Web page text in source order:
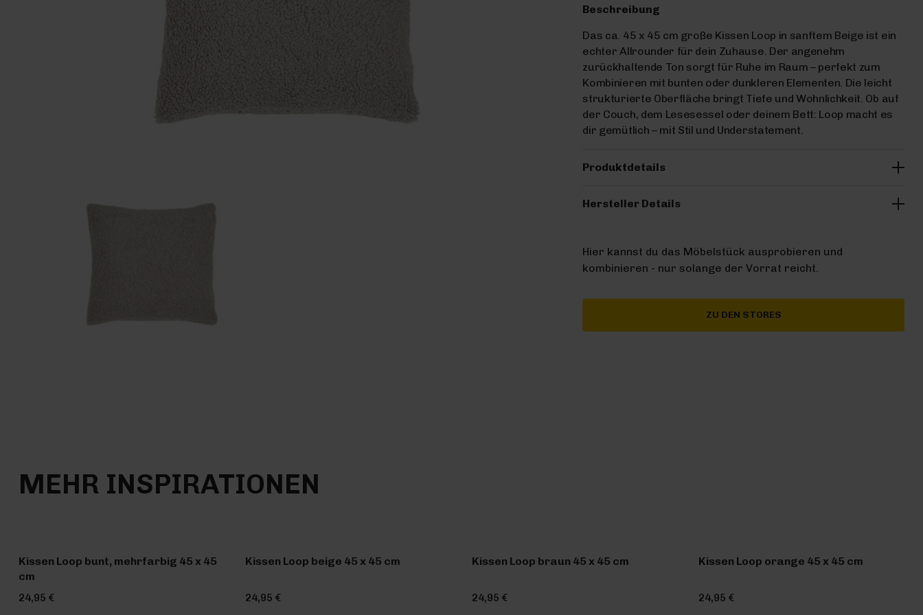
Beschreibung
Das ca. 45 x 45 cm große Kissen Loop in sanftem Beige ist ein
echter Allrounder für dein Zuhause. Der angenehm
zurückhaltende Ton sorgt für Ruhe im Raum – perfekt zum
Kombinieren mit bunten oder dunkleren Elementen. Die leicht
strukturierte Oberfläche bringt Tiefe und Wohnlichkeit. Ob auf
der Couch, dem Lesesessel oder deinem Bett: Loop macht es
dir gemütlich – mit Stil und Understatement.
Produktdetails
Hersteller Details
Hier kannst du das Möbelstück ausprobieren und
kombinieren - nur solange der Vorrat reicht.
ZU DEN STORES
MEHR INSPIRATIONEN
Kissen Loop bunt, mehrfarbig 45 x 45
cm
24,95 €
Kissen Loop beige 45 x 45 cm
24,95 €
Kissen Loop braun 45 x 45 cm
24,95 €
Kissen Loop orange 45 x 45 cm
24,95 €